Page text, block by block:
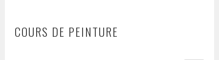
COURS DE PEINTURE